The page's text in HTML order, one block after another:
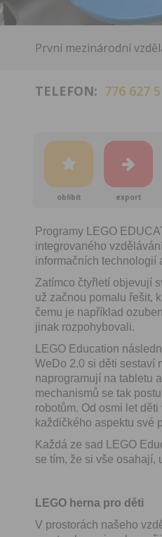
První mezinárodní
TELEFON: 776 627
oblíbit export
Programy LEGO
integrovaného
informačních technologií
Zatímco čtyřletí objevují
už začnou pomalu řešit,
čemu je například
jinak rozpohybovali.
LEGO Education
WeDo 2.0 si děti sestaví
naprogramují na tabletu
mechanismů se tak
robotům. Od osmi let
každičkého aspektu své
Každá ze sad LEGO
se tím, že si vše osahají,
LEGO herna pro děti
V prostorách našeho